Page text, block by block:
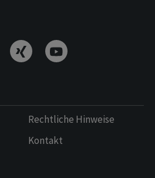
Rechtliche Hinweise
Kontakt